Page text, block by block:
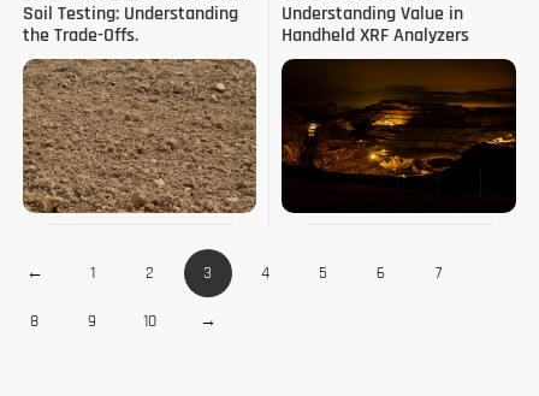
Soil Testing: Understanding
the Trade-Offs.
Understanding Value in
Handheld XRF Analyzers
(باللغة الإنجليزية)
← 1 2 3 4 5 6 7
8 9 10 →